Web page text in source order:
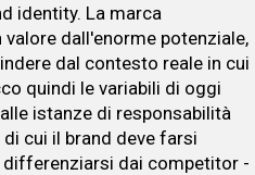
identity. La marca
dall'enorme potenziale,
dal contesto reale in cui
quindi le variabili di oggi
istanze di responsabilità
cui il brand deve farsi
dai competitor -